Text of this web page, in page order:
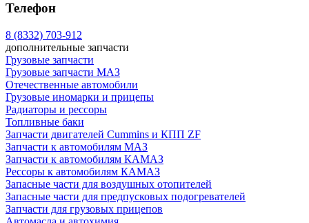
Телефон
8 (8332) 703-912
дополнительные запчасти
Грузовые запчасти
Грузовые запчасти МАЗ
Отечественные автомобили
Грузовые иномарки и прицепы
Радиаторы и рессоры
Топливные баки
Запчасти двигателей Cummins и КПП ZF
Запчасти к автомобилям МАЗ
Запчасти к автомобилям КАМАЗ
Рессоры к автомобилям КАМАЗ
Запасные части для воздушных отопителей
Запасные части для предпусковых подогревателей
Запчасти для грузовых прицепов